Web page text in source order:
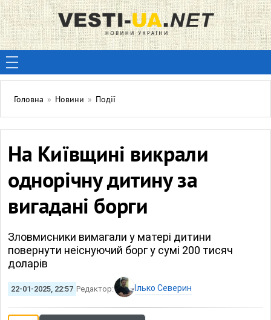
Головна » Новини » Події
На Київщині викрали
однорічну дитину за
вигадані борги
Зловмисники вимагали у матері дитини
повернути неіснуючий борг у сумі 200 тисяч
доларів
22-01-2025, 22:57 Редактор: Ілько Северин